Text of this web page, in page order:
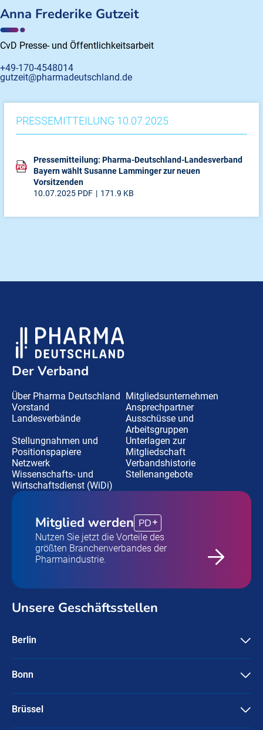
Anna Frederike Gutzeit
CvD Presse- und Öffentlichkeitsarbeit
+49-170-4548014
gutzeit@pharmadeutschland.de
PRESSEMITTEILUNG 10.07.2025
Pressemitteilung: Pharma-Deutschland-Landesverband
Bayern wählt Susanne Lamminger zur neuen
Vorsitzenden
10.07.2025 PDF 171.9 KB
Der Verband
Über Pharma Deutschland Mitgliedsunternehmen
Vorstand
Ansprechpartner
Landesverbände
Ausschüsse und
Arbeitsgruppen
Stellungnahmen und
Positionspapiere
Unterlagen zur
Mitgliedschaft
Netzwerk
Verbandshistorie
Wissenschafts- und
Wirtschaftsdienst (WiDi)
Stellenangebote
Mitglied werden PD
Nutzen Sie jetzt die Vorteile des
größten Branchenverbandes der
Pharmaindustrie.
Unsere Geschäftsstellen
Berlin
10117 Berlin
+49-30 / 3087596-0
info@pharmadeutschland.de
Bonn
53173 Bonn
+49-228 / 95745-0
Brüssel